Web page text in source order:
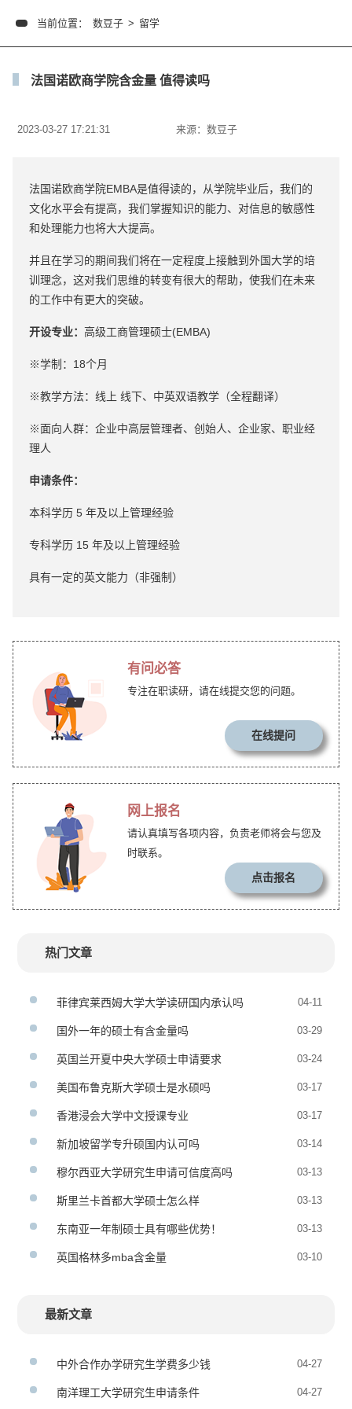
当前位置： 数豆子 > 留学
法国诺欧商学院含金量 值得读吗
2023-03-27 17:21:31 来源： 数豆子
法国诺欧商学院EMBA是值得读的，从学院毕业后，我们的
文化水平会有提高，我们掌握知识的能力、对信息的敏感性
和处理能力也将大大提高。
并且在学习的期间我们将在一定程度上接触到外国大学的培
训理念，这对我们思维的转变有很大的帮助，使我们在未来
的工作中有更大的突破。
开设专业： 高级工商管理硕士(EMBA)
※学制：18个月
※教学方法：线上 线下、中英双语教学（全程翻译）
※面向人群：企业中高层管理者、创始人、企业家、职业经
理人
申请条件：
本科学历 5 年及以上管理经验
专科学历 15 年及以上管理经验
具有一定的英文能力（非强制）
有问必答
专注在职读研，请在线提交您的问题。
在线提问
网上报名
请认真填写各项内容，负责老师将会与您及
时联系。
点击报名
热门文章
菲律宾莱西姆大学大学读研国内承认吗 04-11
国外一年的硕士有含金量吗 03-29
英国兰开夏中央大学硕士申请要求 03-24
美国布鲁克斯大学硕士是水硕吗 03-17
香港浸会大学中文授课专业 03-17
新加坡留学专升硕国内认可吗 03-14
穆尔西亚大学研究生申请可信度高吗 03-13
斯里兰卡首都大学硕士怎么样 03-13
东南亚一年制硕士具有哪些优势！ 03-13
英国格林多mba含金量 03-10
最新文章
中外合作办学研究生学费多少钱 04-27
南洋理工大学研究生申请条件 04-27